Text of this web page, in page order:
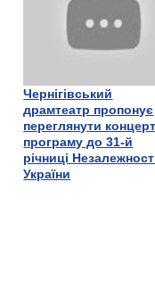
Чернігівський
драмтеатр пропонує
переглянути
програму до 31-й
річниці
України